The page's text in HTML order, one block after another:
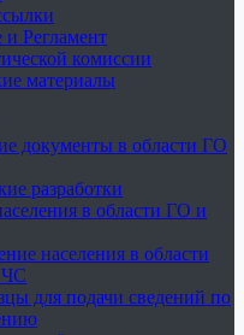
Регламент
комиссии
материалы
документы в области ГО
разработки
в области ГО и
населения в области
для подачи сведений по